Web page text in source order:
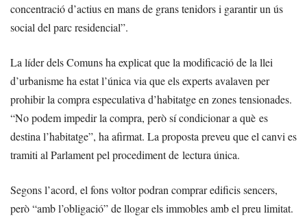
concentració d’actius en mans de grans tenidors i garantir un ús
social del parc residencial”.
La líder dels Comuns ha explicat que la modificació de la llei
d’urbanisme ha estat l’única via que els experts avalaven per
prohibir la compra especulativa d’habitatge en zones tensionades.
“No podem impedir la compra, però sí condicionar a què es
destina l’habitatge”, ha afirmat. La proposta preveu que el canvi es
tramiti al Parlament pel procediment de lectura única.
Segons l’acord, el fons voltor podran comprar edificis sencers,
però “amb l’obligació” de llogar els immobles amb el preu limitat.